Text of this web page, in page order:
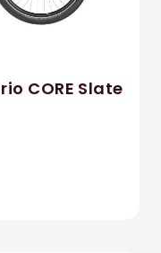
CORE Slate